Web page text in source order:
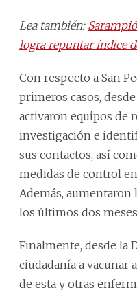
Lea también:
logra repuntar índice
Con respecto a San
primeros casos,
activaron equipos de
investigación e
sus contactos, así
medidas de control
Además, aumentaron
los últimos dos
Finalmente, desde la
ciudadanía a vacunar
de esta y otras